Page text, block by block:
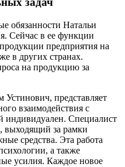
обязанности Натальи
Сейчас в ее функции
предприятия на
в других странах.
на продукцию за
Устинович, представляет
взаимодействия с
индивидуален. Специалист
выходящий за рамки
средства. Эта работа
а также
усилия. Каждое новое